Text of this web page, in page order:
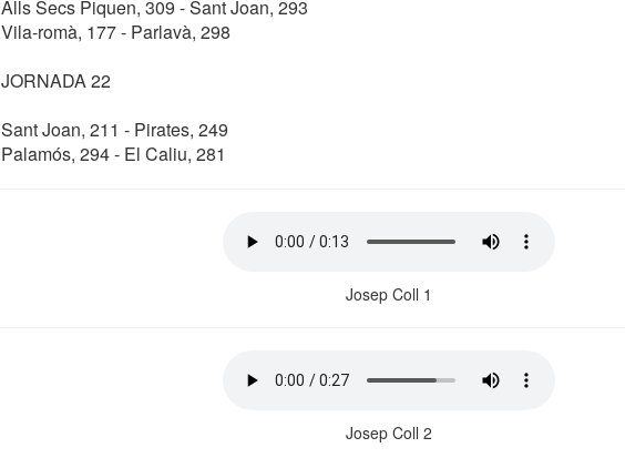
Alls Secs Piquen, 309 - Sant Joan, 293
Vila-romà, 177 - Parlavà, 298
JORNADA 22
Sant Joan, 211 - Pirates, 249
Palamós, 294 - El Caliu, 281
Josep Coll 1
Josep Coll 2